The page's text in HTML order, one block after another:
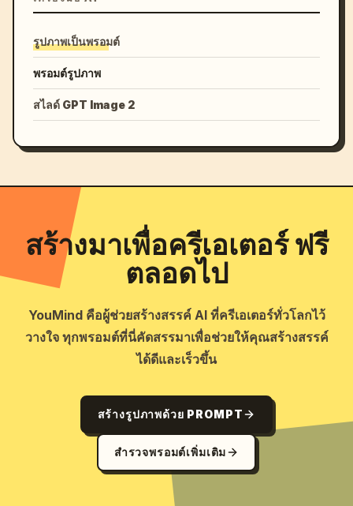
รูปภาพเป็นพรอมต์
พรอมต์รูปภาพ
สไลด์ GPT Image 2
สร้างมาเพื่อครีเอเตอร์ ฟรี
ตลอดไป
YouMind คือผู้ช่วยสร้างสรรค์ AI ที่ครีเอเตอร์ทั่วโลกไว้
วางใจ ทุกพรอมต์ที่นี่คัดสรรมาเพื่อช่วยให้คุณสร้างสรรค์
ได้ดีและเร็วขึ้น
สร้างรูปภาพด้วย PROMPT
สำรวจพรอมต์เพิ่มเติม